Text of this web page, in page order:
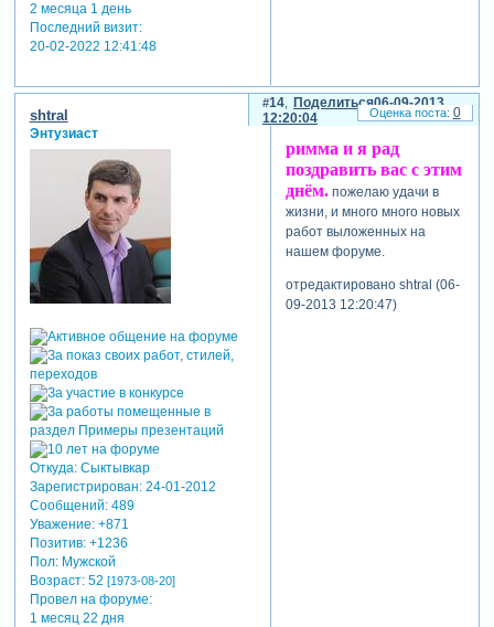
2 месяца 1 день
Последний визит:
20-02-2022 12:41:48
Поделиться
14
06-09-2013
12:20:04
shtral
Энтузиаст
Откуда:Сыктывкар
Зарегистрирован: 24-01-2012
Сообщений:489
Уважение: +871
Позитив: +1236
Пол:Мужской
Возраст:52 [1973-08-20]
Провел на форуме:
1 месяц 22 дня
римма и я рад
поздравить вас с этим
днём.пожелаю удачи в
жизни, и много много новых
работ выложенных на
нашем форуме.
отредактировано shtral (06-
09-2013 12:20:47)
0